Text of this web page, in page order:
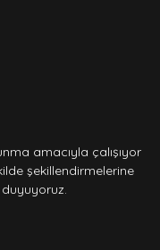
amacıyla çalışıyor
şekillendirmelerine